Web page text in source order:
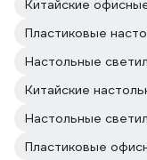
Китайские
Пластиковые
Настольные
Китайские
Настольные
Пластиковые